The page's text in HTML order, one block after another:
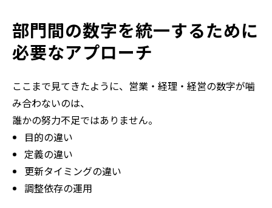
部門間の数字を統一するために
必要なアプローチ
ここまで見てきたように、営業・経理・経営の数字が噛
み合わないのは、
誰かの努力不足ではありません。
目的の違い
定義の違い
更新タイミングの違い
調整依存の運用